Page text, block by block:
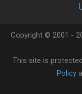
Copyright © 2001 -
This site is
Policy